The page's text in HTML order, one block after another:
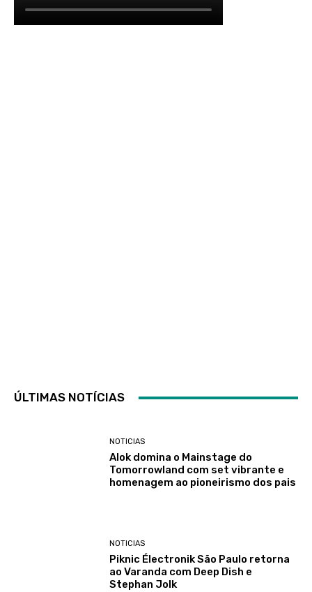
ÚLTIMAS NOTÍCIAS
NOTICIAS
Alok domina o Mainstage do
Tomorrowland com set vibrante e
homenagem ao pioneirismo dos pais
NOTICIAS
Piknic Électronik São Paulo retorna
ao Varanda com Deep Dish e
Stephan Jolk